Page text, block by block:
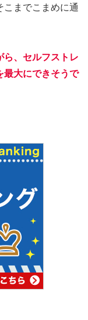
こまでこまめに通
ら、セルフストレ
最大にできそうで